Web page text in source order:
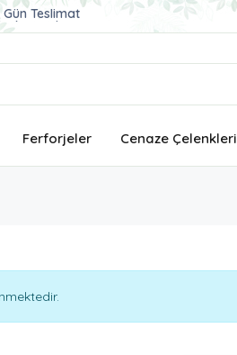
Gönder
Siparişi
Gün Teslimat
Ferforjeler Cenaze Çelenkleri